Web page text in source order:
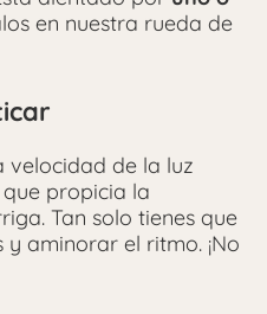
en nuestra rueda de
velocidad de la luz
que propicia la
Tan solo tienes que
aminorar el ritmo. ¡No